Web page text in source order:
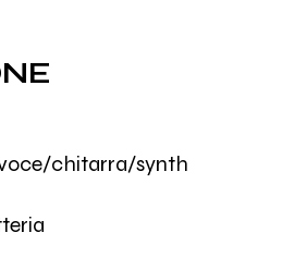
chitarra/synth